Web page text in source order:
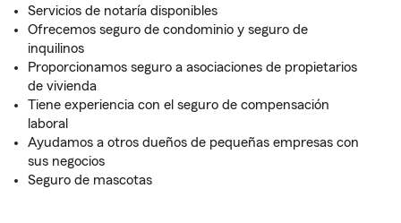
Servicios de notaría disponibles
Ofrecemos seguro de condominio y seguro de
inquilinos
Proporcionamos seguro a asociaciones de propietarios
de vivienda
Tiene experiencia con el seguro de compensación
laboral
Ayudamos a otros dueños de pequeñas empresas con
sus negocios
Seguro de mascotas